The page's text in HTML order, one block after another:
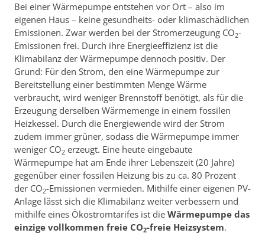
Bei einer Wärmepumpe entstehen vor Ort – also im
eigenen Haus – keine gesundheits- oder klimaschädlichen
Emissionen. Zwar werden bei der Stromerzeugung CO2-
Emissionen frei. Durch ihre Energieeffizienz ist die
Klimabilanz der Wärmepumpe dennoch positiv. Der
Grund: Für den Strom, den eine Wärmepumpe zur
Bereitstellung einer bestimmten Menge Wärme
verbraucht, wird weniger Brennstoff benötigt, als für die
Erzeugung derselben Wärmemenge in einem fossilen
Heizkessel. Durch die Energiewende wird der Strom
zudem immer grüner, sodass die Wärmepumpe immer
weniger CO2 erzeugt. Eine heute eingebaute
Wärmepumpe hat am Ende ihrer Lebenszeit (20 Jahre)
gegenüber einer fossilen Heizung bis zu ca. 80 Prozent
der CO2-Emissionen vermieden. Mithilfe einer eigenen PV-
Anlage lässt sich die Klimabilanz weiter verbessern und
mithilfe eines Ökostromtarifes ist die Wärmepumpe das
einzige vollkommen freie CO2-freie Heizsystem.